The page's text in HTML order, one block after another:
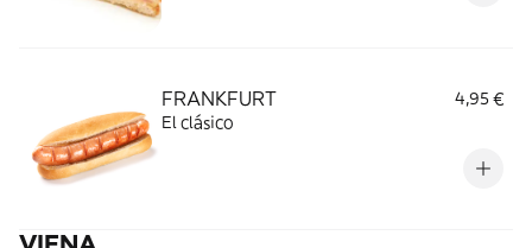
FRANKFURT
4,95 €
El clásico